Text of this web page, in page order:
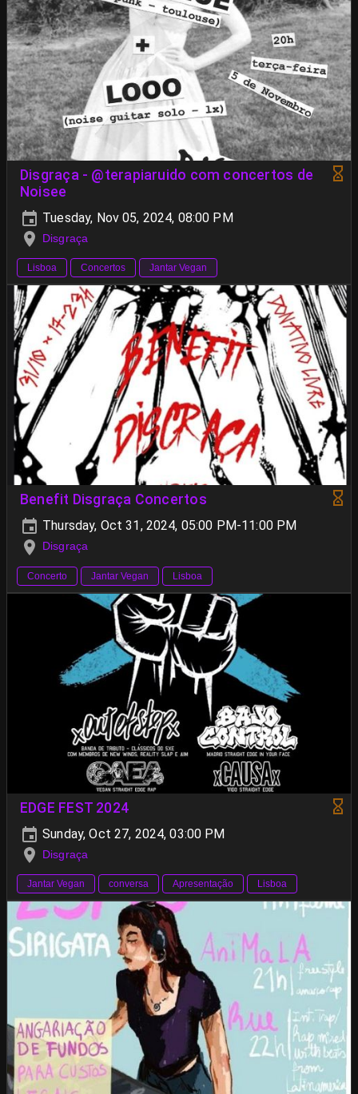
Disgraça - @terapiaruido com concertos de
Noisee
Tuesday, Nov 05, 2024, 08:00 PM
Disgraça
Lisboa Concertos Jantar Vegan
Benefit Disgraça Concertos
Thursday, Oct 31, 2024, 05:00 PM-11:00 PM
Disgraça
Concerto Jantar Vegan Lisboa
EDGE FEST 2024
Sunday, Oct 27, 2024, 03:00 PM
Disgraça
Jantar Vegan conversa Apresentação Lisboa